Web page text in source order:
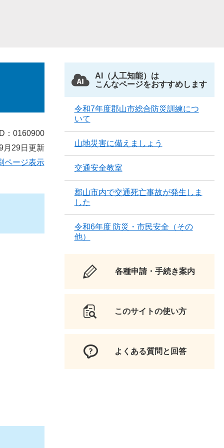
：0160900
月29日更新
ページ表示
AI（人工知能）は
こんなページをおすすめします
令和7年度郡山市総合防災訓練につ
いて
山地災害に備えましょう
交通安全教室
郡山市内で交通死亡事故が発生しま
した
令和6年度 防災・市民安全（その
他）
各種申請・手続き案内
このサイトの使い方
よくある質問と回答